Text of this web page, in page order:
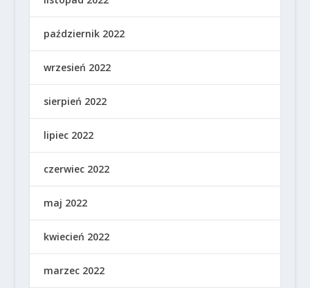
październik 2022
wrzesień 2022
sierpień 2022
lipiec 2022
czerwiec 2022
maj 2022
kwiecień 2022
marzec 2022